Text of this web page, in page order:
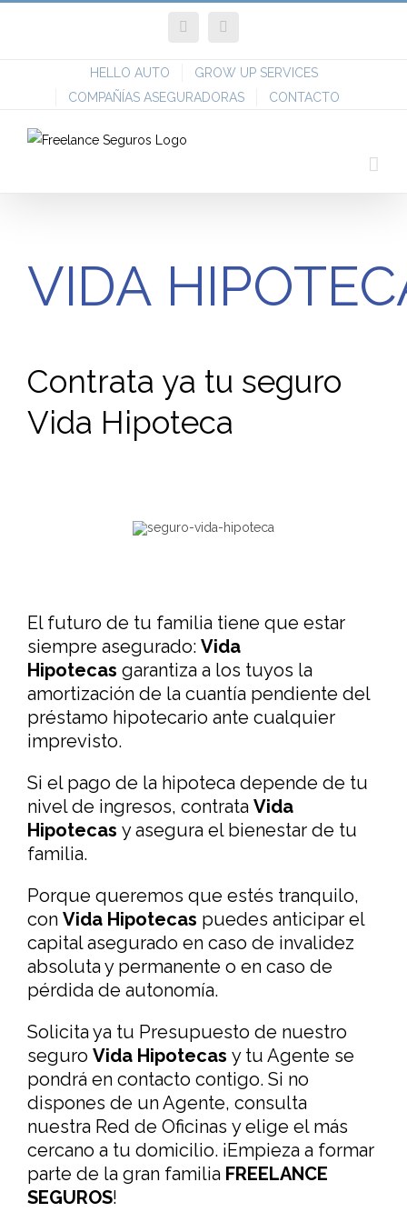
Facebook
HELLO AUTO
GROW UP SERVICES
COMPAÑÍAS ASEGURADORAS
CONTACTO
VIDA
Contrata ya tu seguro
Vida Hipoteca
El futuro de tu familia tiene que estar
siempre asegurado: Vida
Hipotecas garantiza a los tuyos la
amortización de la cuantía pendiente del
préstamo hipotecario ante cualquier
imprevisto.
Si el pago de la hipoteca depende de tu
nivel de ingresos, contrata Vida
Hipotecas y asegura el bienestar de tu
familia.
Porque queremos que estés tranquilo,
con Vida Hipotecas puedes anticipar el
capital asegurado en caso de invalidez
absoluta y permanente o en caso de
pérdida de autonomía.
Solicita ya tu Presupuesto de nuestro
seguro Vida Hipotecas y tu Agente se
pondrá en contacto contigo. Si no
dispones de un Agente, consulta
nuestra Red de Oficinas y elige el más
cercano a tu domicilio. ¡Empieza a formar
parte de la gran familia FREELANCE
SEGUROS!